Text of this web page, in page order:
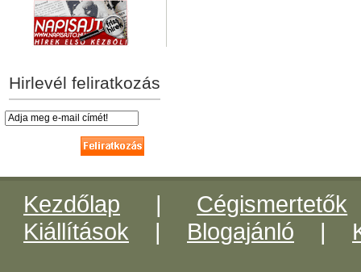
Hirlevél feliratkozás
Kezdőlap | Cégismertetők
Kiállítások | Blogajánló |